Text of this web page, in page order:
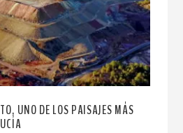
UNO DE LOS PAISAJES MÁS